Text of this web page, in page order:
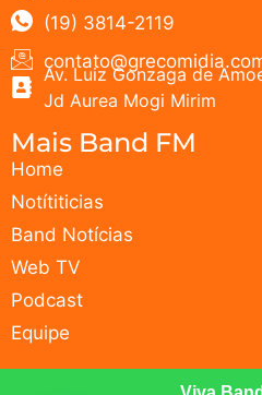
(19) 3814-2119
Av. Luiz Gonzaga de
Jd Aurea Mogi Mirim
Mais Band FM
Home
Notítiticias
Band Notícias
Web TV
Podcast
Equipe